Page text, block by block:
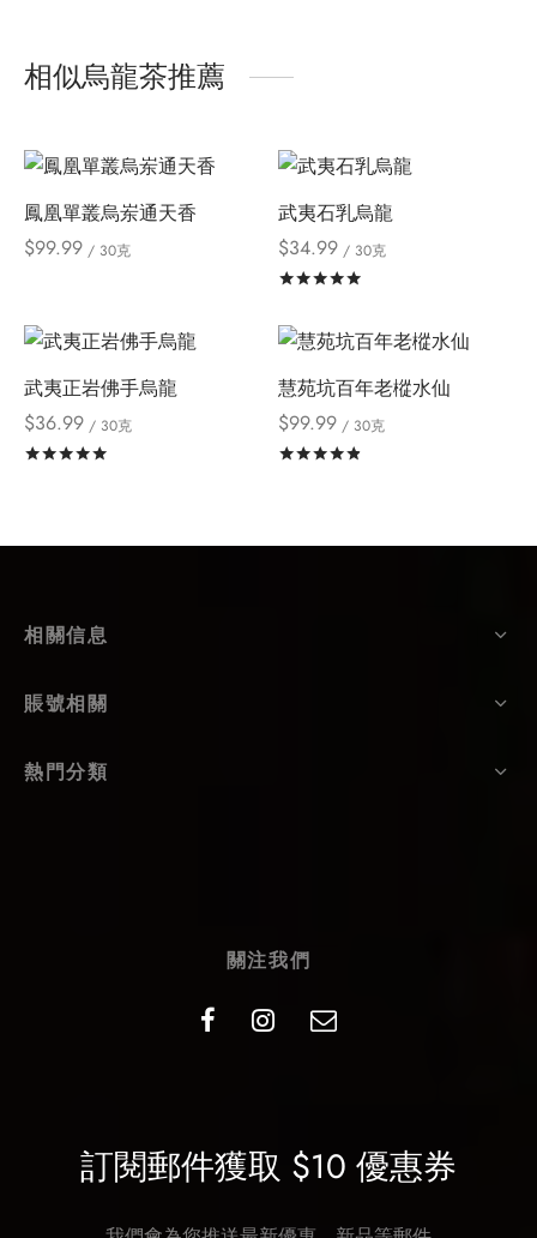
相似烏龍茶推薦
鳳凰單叢烏岽通天香
$99.99 / 30克
武夷石乳烏龍
$34.99/ 30克
武夷正岩佛手烏龍
$36.99 / 30克
慧苑坑百年老樅水仙
$99.99/ 30克
相關信息
賬號相關
熱門分類
關注我們
訂閱郵件獲取 $10 優惠券